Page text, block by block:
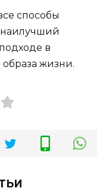
способы
в
жизни.